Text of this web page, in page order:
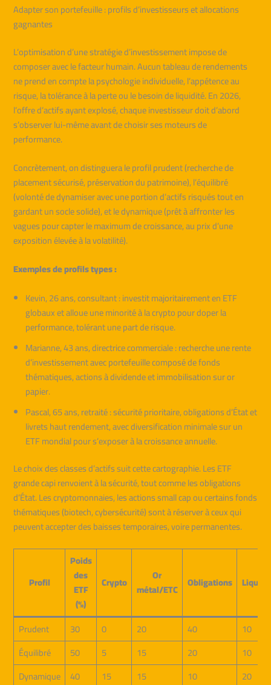
Adapter son portefeuille : profils d’investisseurs et allocations
gagnantes
L’optimisation d’une stratégie d’investissement impose de
composer avec le facteur humain. Aucun tableau de rendements
ne prend en compte la psychologie individuelle, l’appétence au
risque, la tolérance à la perte ou le besoin de liquidité. En 2026,
l’offre d’actifs ayant explosé, chaque investisseur doit d’abord
s’observer lui-même avant de choisir ses moteurs de
performance.
Concrètement, on distinguera le profil prudent (recherche de
placement sécurisé, préservation du patrimoine), l’équilibré
(volonté de dynamiser avec une portion d’actifs risqués tout en
gardant un socle solide), et le dynamique (prêt à affronter les
vagues pour capter le maximum de croissance, au prix d’une
exposition élevée à la volatilité).
Exemples de profils types :
Kevin, 26 ans, consultant : investit majoritairement en ETF
globaux et alloue une minorité à la crypto pour doper la
performance, tolérant une part de risque.
Marianne, 43 ans, directrice commerciale : recherche une rente
d’investissement avec portefeuille composé de fonds
thématiques, actions à dividende et immobilisation sur or
papier.
Pascal, 65 ans, retraité : sécurité prioritaire, obligations d’État et
livrets haut rendement, avec diversification minimale sur un
ETF mondial pour s’exposer à la croissance annuelle.
Le choix des classes d’actifs suit cette cartographie. Les ETF
grande capi renvoient à la sécurité, tout comme les obligations
d’État. Les cryptomonnaies, les actions small cap ou certains fonds
thématiques (biotech, cybersécurité) sont à réserver à ceux qui
peuvent accepter des baisses temporaires, voire permanentes.
Profil
Poids
des
ETF
(%)
Crypto
Or
métal/ETC Obligations
Prudent 30 0 20 40
10
Équilibré
50 5 15 20
10
Dynamique
40 15 15 10 20